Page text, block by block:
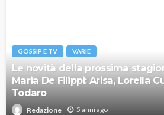
GOSSIP E TV VARIE
Le novità della prossima
Maria De Filippi: Arisa, Lorella
Todaro
Redazione 5 anni ago